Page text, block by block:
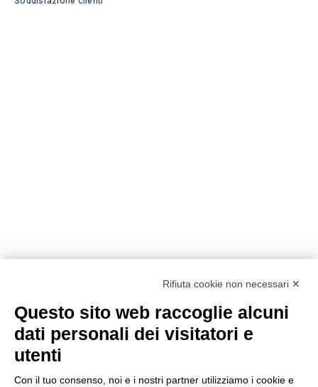
Metodi di pagamento
Rifiuta cookie non necessari ✕
Questo sito web raccoglie alcuni
dati personali dei visitatori e
utenti
Con il tuo consenso, noi e i nostri partner utilizziamo i cookie e